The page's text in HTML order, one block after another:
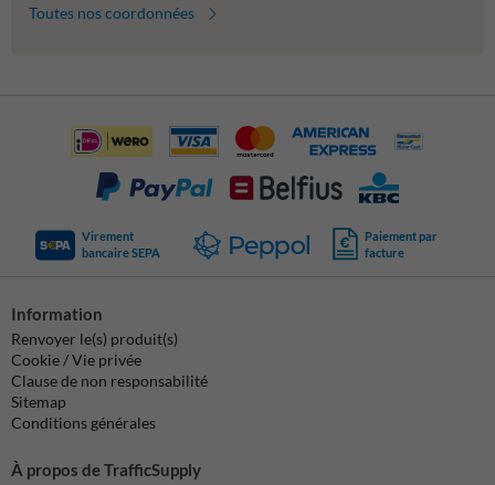
Toutes nos coordonnées
Virement
bancaire SEPA
Paiement par
facture
Information
Renvoyer le(s) produit(s)
Cookie / Vie privée
Clause de non responsabilité
Sitemap
Conditions générales
À propos de TrafficSupply